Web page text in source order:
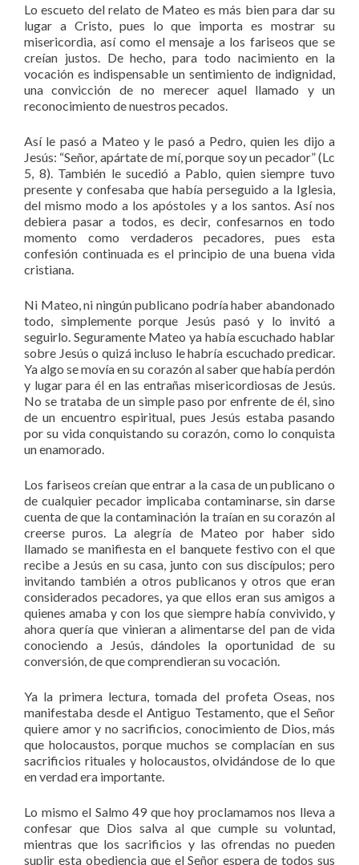
Lo escueto del relato de Mateo es más bien para dar su
lugar a Cristo, pues lo que importa es mostrar su
misericordia, así como el mensaje a los fariseos que se
creían justos. De hecho, para todo nacimiento en la
vocación es indispensable un sentimiento de indignidad,
una convicción de no merecer aquel llamado y un
reconocimiento de nuestros pecados.
Así le pasó a Mateo y le pasó a Pedro, quien les dijo a
Jesús: “Señor, apártate de mí, porque soy un pecador” (Lc
5, 8). También le sucedió a Pablo, quien siempre tuvo
presente y confesaba que había perseguido a la Iglesia,
del mismo modo a los apóstoles y a los santos. Así nos
debiera pasar a todos, es decir, confesarnos en todo
momento como verdaderos pecadores, pues esta
confesión continuada es el principio de una buena vida
cristiana.
Ni Mateo, ni ningún publicano podría haber abandonado
todo, simplemente porque Jesús pasó y lo invitó a
seguirlo. Seguramente Mateo ya había escuchado hablar
sobre Jesús o quizá incluso le habría escuchado predicar.
Ya algo se movía en su corazón al saber que había perdón
y lugar para él en las entrañas misericordiosas de Jesús.
No se trataba de un simple paso por enfrente de él, sino
de un encuentro espiritual, pues Jesús estaba pasando
por su vida conquistando su corazón, como lo conquista
un enamorado.
Los fariseos creían que entrar a la casa de un publicano o
de cualquier pecador implicaba contaminarse, sin darse
cuenta de que la contaminación la traían en su corazón al
creerse puros. La alegría de Mateo por haber sido
llamado se manifiesta en el banquete festivo con el que
recibe a Jesús en su casa, junto con sus discípulos; pero
invitando también a otros publicanos y otros que eran
considerados pecadores, ya que ellos eran sus amigos a
quienes amaba y con los que siempre había convivido, y
ahora quería que vinieran a alimentarse del pan de vida
conociendo a Jesús, dándoles la oportunidad de su
conversión, de que comprendieran su vocación.
Ya la primera lectura, tomada del profeta Oseas, nos
manifestaba desde el Antiguo Testamento, que el Señor
quiere amor y no sacrificios, conocimiento de Dios, más
que holocaustos, porque muchos se complacían en sus
sacrificios rituales y holocaustos, olvidándose de lo que
en verdad era importante.
Lo mismo el Salmo 49 que hoy proclamamos nos lleva a
confesar que Dios salva al que cumple su voluntad,
mientras que los sacrificios y las ofrendas no pueden
suplir esta obediencia que el Señor espera de todos sus